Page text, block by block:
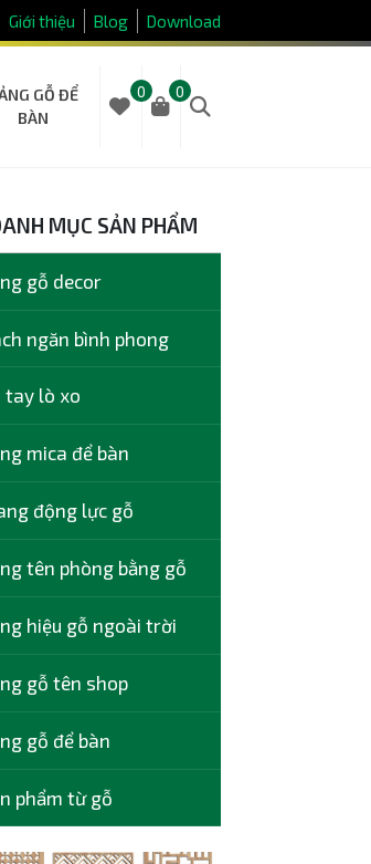
MỤC SẢN PHẨM
gỗ decor
ngăn bình phong
tay lò xo
mica để bàn
động lực gỗ
tên phòng bằng gỗ
hiệu gỗ ngoài trời
gỗ tên shop
gỗ để bàn
phẩm từ gỗ
Giới thiệu Blog Download
GỖ ĐỂ
BÀN
0 0